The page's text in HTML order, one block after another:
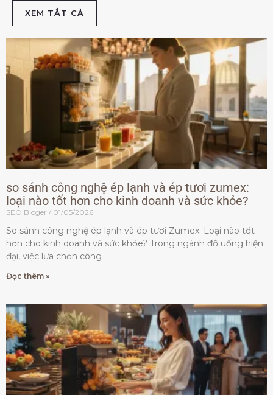
XEM TẮT CẢ
so sánh công nghệ ép lạnh và ép tươi zumex:
loại nào tốt hơn cho kinh doanh và sức khỏe?
SEO Bloger 01/05/2026
So sánh công nghệ ép lạnh và ép tươi Zumex: Loại nào tốt
hơn cho kinh doanh và sức khỏe? Trong ngành đồ uống hiện
đại, việc lựa chọn công
Đọc thêm »